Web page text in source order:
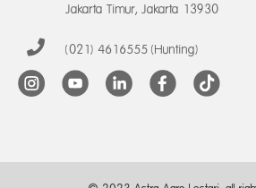
Jakarta Timur, Jakarta 13930
(021) 4616555 (Hunting)